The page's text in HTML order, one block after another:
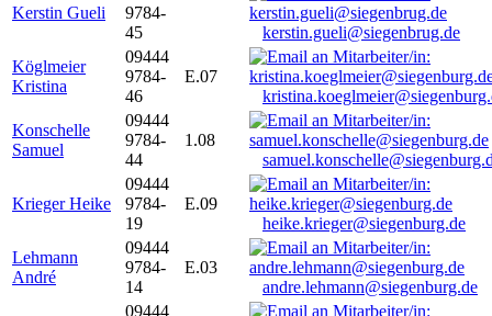
Kerstin Gueli
9784-
45
kerstin.gueli@siegenbrug.de
Köglmeier
Kristina
09444
9784-
46
E.07
Konschelle
Samuel
09444
9784-
44
1.08
Krieger Heike
09444
9784-
19
E.09
heike.krieger@siegenburg.de
Lehmann
André
09444
9784-
14
E.03
andre.lehmann@siegenburg.de
09444